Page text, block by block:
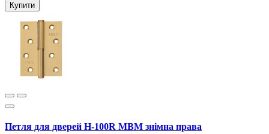
Купити
Петля для дверей H-100R МВМ знімна права